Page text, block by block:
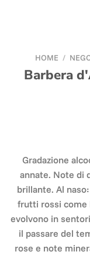
HOME /
Barbera
Gradazione
annate. Note di
brillante. Al
frutti rossi come
evolvono in
il passare del
rose e note